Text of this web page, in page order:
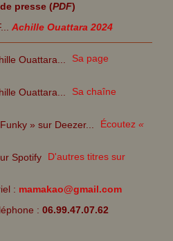
presse (PDF)
Achille Ouattara 2024
Sa page
Sa chaîne
Écoutez «
D'autres titres sur
: mamakao@gmail.com
: 06.99.47.07.62